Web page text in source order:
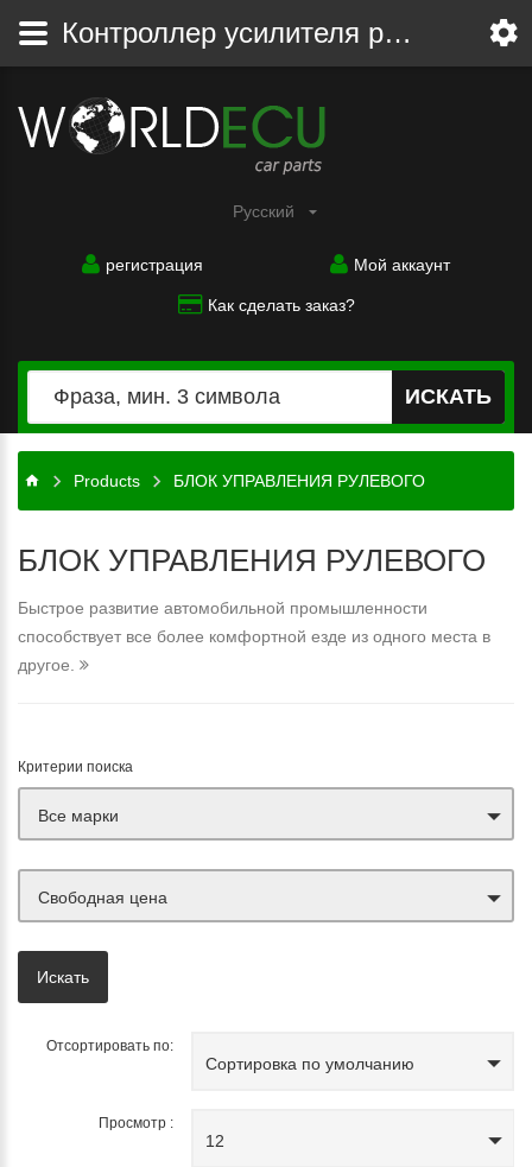
Pусский
регистрация Мой аккаунт
Как сделать заказ?
ИСКАТЬ
Products БЛОК УПРАВЛЕНИЯ РУЛЕВОГО
БЛОК УПРАВЛЕНИЯ РУЛЕВОГО
Быстрое развитие автомобильной промышленности
способствует все более комфортной езде из одного места в
другое.
Критерии поиска
Все марки
Свободная цена
Отсортировать по:
Сортировка по умолчанию
Просмотр :
12
Контроллер усилителя рулевого управления